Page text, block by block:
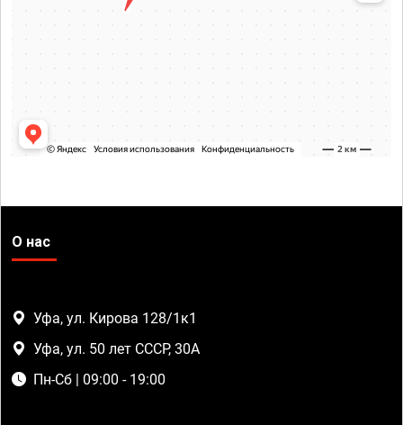
О нас
Уфа, ул. Кирова 128/1к1
Уфа, ул. 50 лет СССР, 30А
Пн-Сб | 09:00 - 19:00